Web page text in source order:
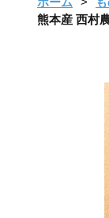
熊本産 西村